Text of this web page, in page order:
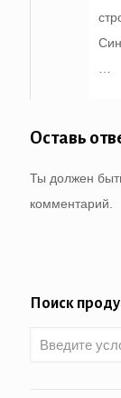
Оставь
Ты должен
комментарий.
Поиск